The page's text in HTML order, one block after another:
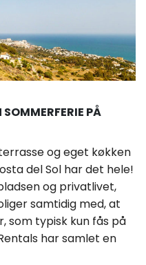
SOMMERFERIE PÅ
og eget køkken
del Sol har det hele!
og privatlivet,
samtidig med, at
som typisk kun fås på
har samlet en